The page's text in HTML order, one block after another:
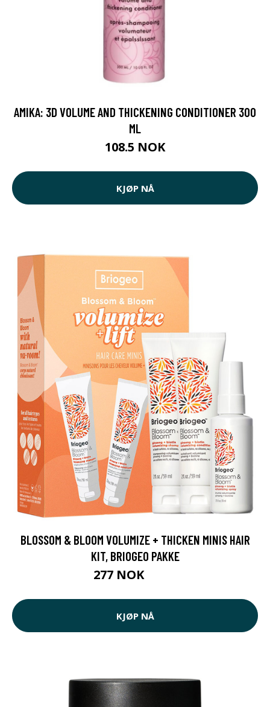
AMIKA: 3D VOLUME AND THICKENING CONDITIONER 300
ML
108.5 NOK
KJØP NÅ
BLOSSOM & BLOOM VOLUMIZE + THICKEN MINIS HAIR
KIT, BRIOGEO PAKKE
277 NOK
KJØP NÅ